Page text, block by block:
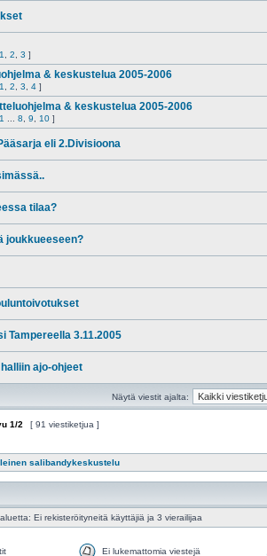
1 2 3 ]
& keskustelua 2005-2006
1 2 3 4 ]
& keskustelua 2005-2006
1 8 9 10 ]
eli 2.Divisioona
tilaa?
joukkueeseen?
Tampereella 3.11.2005
ajo-ohjeet
Näytä viestit ajalta:
1/2 [ 91 viestiketjua ]
salibandykeskustelu
Ei rekisteröityneitä käyttäjiä ja 3 vierailijaa
Ei lukemattomia viestejä